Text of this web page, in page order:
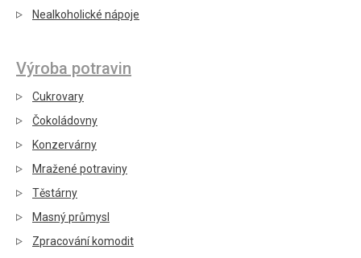
Nealkoholické nápoje
Výroba potravin
Cukrovary
Čokoládovny
Konzervárny
Mražené potraviny
Těstárny
Masný průmysl
Zpracování komodit